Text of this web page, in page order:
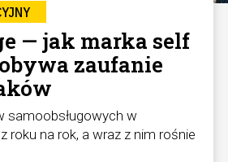
— jak marka self
zaufanie
samoobsługowych w
roku na rok, a wraz z nim rośnie